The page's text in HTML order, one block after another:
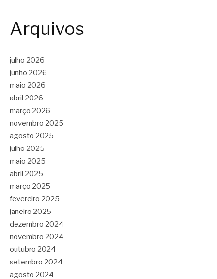
Arquivos
julho 2026
junho 2026
maio 2026
abril 2026
março 2026
novembro 2025
agosto 2025
julho 2025
maio 2025
abril 2025
março 2025
fevereiro 2025
janeiro 2025
dezembro 2024
novembro 2024
outubro 2024
setembro 2024
agosto 2024